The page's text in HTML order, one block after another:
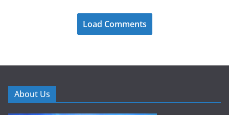
Load Comments
About Us